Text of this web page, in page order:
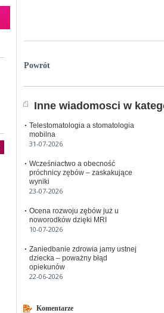
Powrót
Inne wiadomosci w
Telestomatologia a stomatologia
mobilna
31-07-2026
Wcześniactwo a obecność
próchnicy zębów – zaskakujące
wyniki
23-07-2026
Ocena rozwoju zębów już u
noworodków dzięki MRI
10-07-2026
Zaniedbanie zdrowia jamy ustnej
dziecka – poważny błąd
opiekunów
22-06-2026
Komentarze